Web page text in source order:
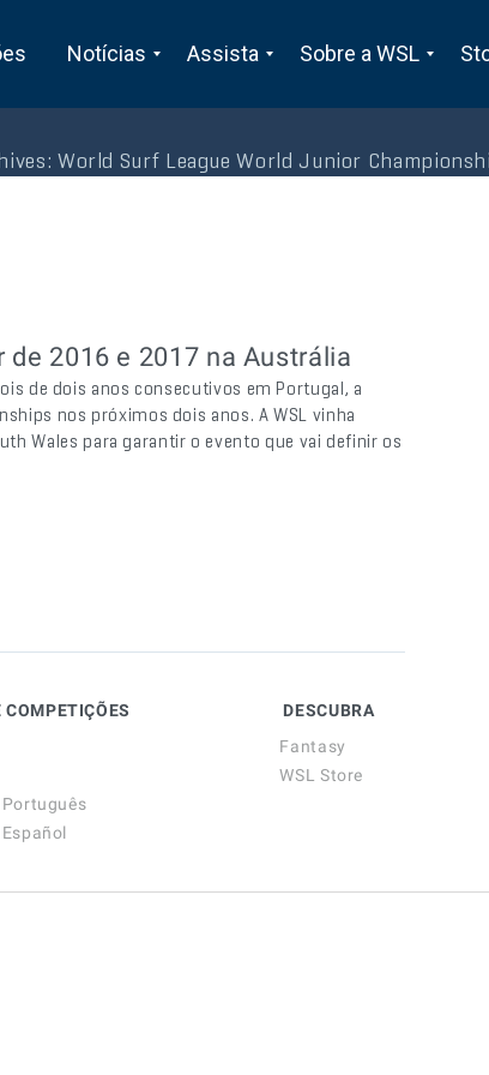
Notícias Assista Sobre a WSL
World Surf League World Junior
2016 e 2017 na Austrália
de dois anos consecutivos em Portugal, a
nos próximos dois anos. A WSL vinha
Wales para garantir o evento que vai definir os
COMPETIÇÕES
DESCUBRA
Fantasy
WSL Store